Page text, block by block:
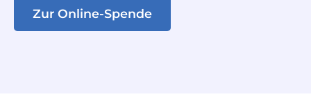
Zur Online-Spende